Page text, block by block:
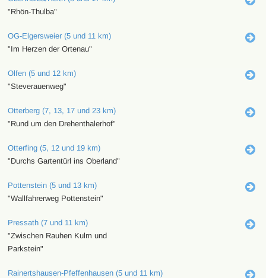
"Rhön-Thulba"
OG-Elgersweier (5 und 11 km)
"Im Herzen der Ortenau"
Olfen (5 und 12 km)
"Steverauenweg"
Otterberg (7, 13, 17 und 23 km)
"Rund um den Drehenthalerhof"
Otterfing (5, 12 und 19 km)
"Durchs Gartentürl ins Oberland"
Pottenstein (5 und 13 km)
"Wallfahrerweg Pottenstein"
Pressath (7 und 11 km)
"Zwischen Rauhen Kulm und
Parkstein"
Rainertshausen-Pfeffenhausen (5 und 11 km)